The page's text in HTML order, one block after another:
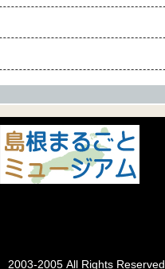
2003-2005 All Rights Reserved,